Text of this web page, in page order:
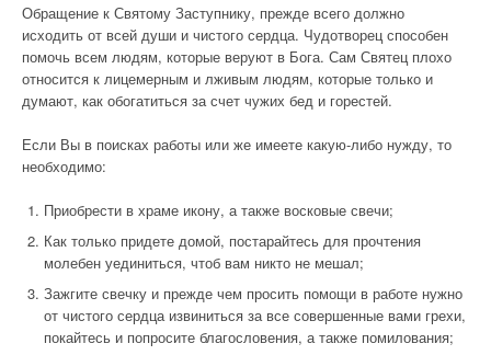
Обращение к Святому Заступнику, прежде всего должно
исходить от всей души и чистого сердца. Чудотворец способен
помочь всем людям, которые веруют в Бога. Сам Святец плохо
относится к лицемерным и лживым людям, которые только и
думают, как обогатиться за счет чужих бед и горестей.
Если Вы в поисках работы или же имеете какую-либо нужду, то
необходимо:
Приобрести в храме икону, а также восковые свечи;
Как только придете домой, постарайтесь для прочтения
молебен уединиться, чтоб вам никто не мешал;
Зажгите свечку и прежде чем просить помощи в работе нужно
от чистого сердца извиниться за все совершенные вами грехи,
покайтесь и попросите благословения, а также помилования;